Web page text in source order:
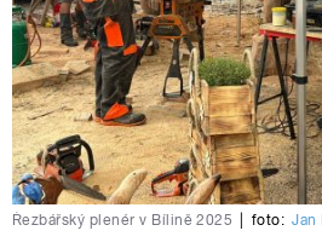
Řezbářský plenér v Bílině 2025 foto: Jan